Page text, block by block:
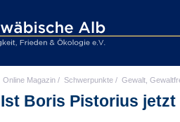
Online Magazin / Schwerpunkte / Gewalt,
Ist Boris Pistorius